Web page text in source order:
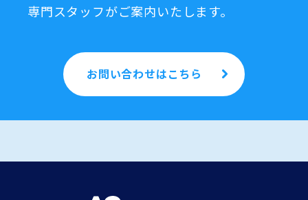
専門スタッフがご案内いたします。
お問い合わせはこちら